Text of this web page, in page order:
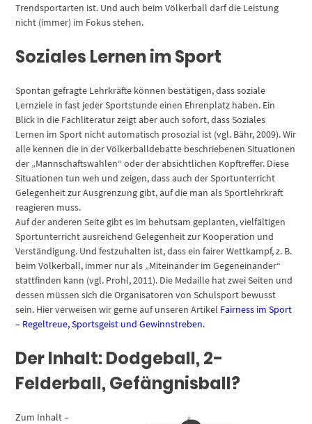
Trendsportarten ist. Und auch beim Völkerball darf die Leistung
nicht (immer) im Fokus stehen.
Soziales Lernen im Sport
Spontan gefragte Lehrkräfte können bestätigen, dass soziale
Lernziele in fast jeder Sportstunde einen Ehrenplatz haben. Ein
Blick in die Fachliteratur zeigt aber auch sofort, dass Soziales
Lernen im Sport nicht automatisch prosozial ist (vgl. Bähr, 2009). Wir
alle kennen die in der Völkerballdebatte beschriebenen Situationen
der „Mannschaftswahlen“ oder der absichtlichen Kopftreffer. Diese
Situationen tun weh und zeigen, dass auch der Sportunterricht
Gelegenheit zur Ausgrenzung gibt, auf die man als Sportlehrkraft
reagieren muss.
Auf der anderen Seite gibt es im behutsam geplanten, vielfältigen
Sportunterricht ausreichend Gelegenheit zur Kooperation und
Verständigung. Und festzuhalten ist, dass ein fairer Wettkampf, z. B.
beim Völkerball, immer nur als „Miteinander im Gegeneinander“
stattfinden kann (vgl. Prohl, 2011). Die Medaille hat zwei Seiten und
dessen müssen sich die Organisatoren von Schulsport bewusst
sein. Hier verweisen wir gerne auf unseren Artikel Fairness im Sport
– Regeltreue, Sportsgeist und Gewinnstreben.
Der Inhalt: Dodgeball, 2-
Felderball, Gefängnisball?
Zum Inhalt –